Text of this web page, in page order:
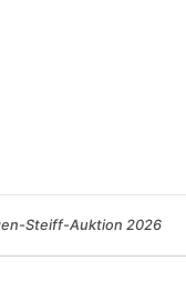
Steiff-Auktion 2026